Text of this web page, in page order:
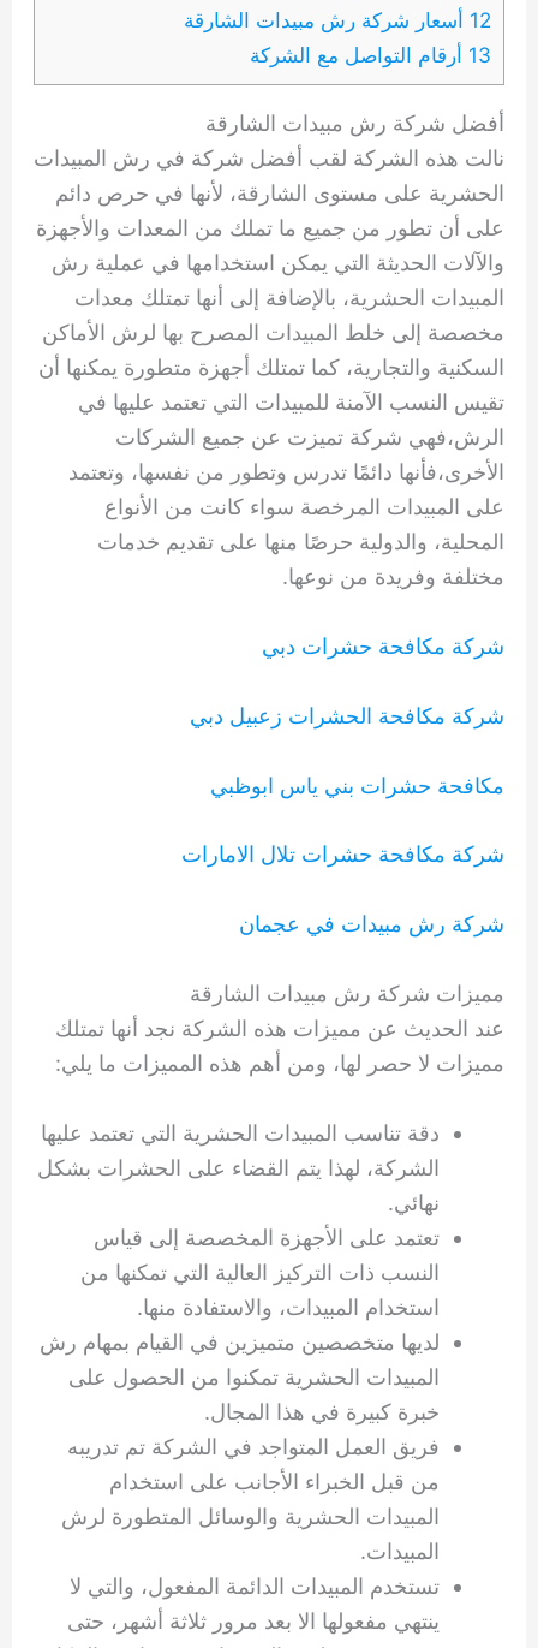
12 أسعار شركة رش مبيدات الشارقة
13 أرقام التواصل مع الشركة
أفضل شركة رش مبيدات الشارقة
نالت هذه الشركة لقب أفضل شركة في رش المبيدات
الحشرية على مستوى الشارقة، لأنها في حرص دائم
على أن تطور من جميع ما تملك من المعدات والأجهزة
والآلات الحديثة التي يمكن استخدامها في عملية رش
المبيدات الحشرية، بالإضافة إلى أنها تمتلك معدات
مخصصة إلى خلط المبيدات المصرح بها لرش الأماكن
السكنية والتجارية، كما تمتلك أجهزة متطورة يمكنها أن
تقيس النسب الآمنة للمبيدات التي تعتمد عليها في
الرش،فهي شركة تميزت عن جميع الشركات
الأخرى،فأنها دائمًا تدرس وتطور من نفسها، وتعتمد
على المبيدات المرخصة سواء كانت من الأنواع
المحلية، والدولية حرصًا منها على تقديم خدمات
مختلفة وفريدة من نوعها.
شركة مكافحة حشرات دبي
شركة مكافحة الحشرات زعبيل دبي
مكافحة حشرات بني ياس ابوظبي
شركة مكافحة حشرات تلال الامارات
شركة رش مبيدات في عجمان
مميزات شركة رش مبيدات الشارقة
عند الحديث عن مميزات هذه الشركة نجد أنها تمتلك
مميزات لا حصر لها، ومن أهم هذه المميزات ما يلي:
دقة تناسب المبيدات الحشرية التي تعتمد عليها
الشركة، لهذا يتم القضاء على الحشرات بشكل
نهائي.
تعتمد على الأجهزة المخصصة إلى قياس
النسب ذات التركيز العالية التي تمكنها من
استخدام المبيدات، والاستفادة منها.
لديها متخصصين متميزين في القيام بمهام رش
المبيدات الحشرية تمكنوا من الحصول على
خبرة كبيرة في هذا المجال.
فريق العمل المتواجد في الشركة تم تدريبه
من قبل الخبراء الأجانب على استخدام
المبيدات الحشرية والوسائل المتطورة لرش
المبيدات.
تستخدم المبيدات الدائمة المفعول، والتي لا
ينتهي مفعولها الا بعد مرور ثلاثة أشهر، حتى